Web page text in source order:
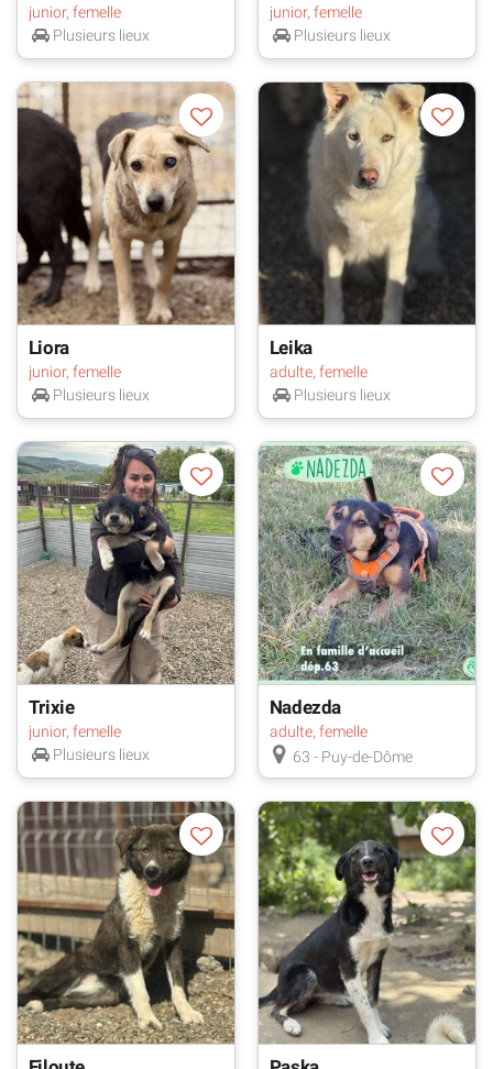
junior, femelle
Plusieurs lieux
junior, femelle
Plusieurs lieux
Liora
junior, femelle
Plusieurs lieux
Leika
adulte, femelle
Plusieurs lieux
Trixie
junior, femelle
Plusieurs lieux
Nadezda
adulte, femelle
63 - Puy-de-Dôme